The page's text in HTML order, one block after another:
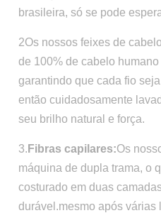
brasileira, só se pode
2Os nossos feixes de
de 100% de cabelo
garantindo que cada fio
então cuidadosamente
seu brilho natural e força.
3. Fibras capilares:Os
máquina de dupla trama, o
costurado em duas
durável.mesmo após várias